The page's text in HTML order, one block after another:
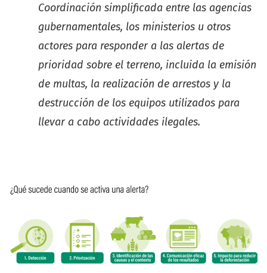
Coordinación simplificada entre las agencias
gubernamentales, los ministerios u otros
actores para responder a las alertas de
prioridad sobre el terreno, incluida la emisión
de multas, la realización de arrestos y la
destrucción de los equipos utilizados para
llevar a cabo actividades ilegales.